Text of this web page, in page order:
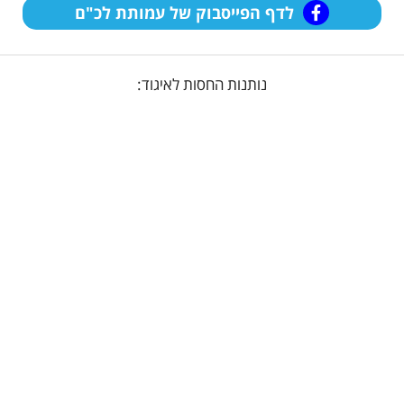
לדף הפייסבוק של עמותת לכ"ם
נותנות החסות לאיגוד: